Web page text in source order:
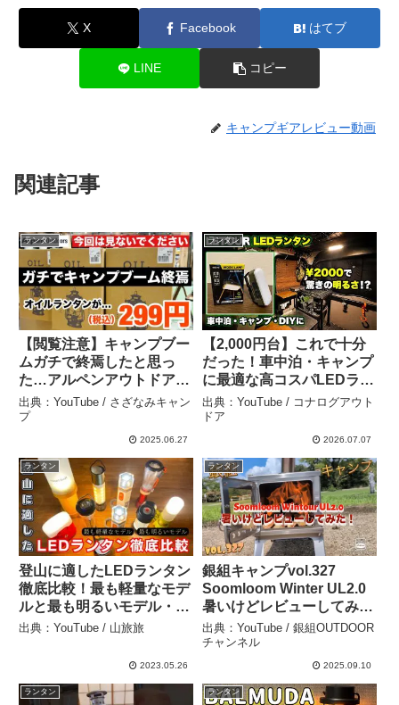
X Facebook はてブ
LINE コピー
キャンプギアレビュー動画
関連記事
ランタン
【閲覧注意】キャンプブー
ムガチで終焉したと思っ
た…アルペンアウトドアー
ズがオイルランタン299円
で処分しだした… – さざな
出典：YouTube / さざなみキャン
プ
2025.06.27
ランタン
【2,000円台】これで十分
だった！車中泊・キャンプ
に最適な高コスパLEDラン
タン｜LETOUR LEDラン
タンレビュー – コナログア
出典：YouTube / コナログアウト
ドア
2026.07.07
ランタン
登山に適したLEDランタン
徹底比較！最も軽量なモデ
ルと最も明るいモデル・間
違えのないLEDランタンの
出典：YouTube / 山旅旅
2023.05.26
ランタン
銀組キャンプvol.327
Soomloom Winter UL2.0
暑いけどレビューしてみ
た！ – 銀組OUTDOORチャ
ンネル
出典：YouTube / 銀組OUTDOOR
チャンネル
2025.09.10
ランタン ランタン